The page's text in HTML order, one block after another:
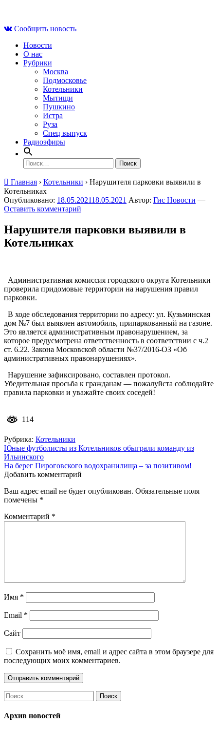
contentСообщить новость
Новости
О нас
Рубрики
Москва
Подмосковье
Котельники
Мытищи
Пушкино
Истра
Руза
Спец выпуск
Радиоэфиры
Найти:
Главная › Котельники › Нарушителя парковки выявили в
Котельниках
Опубликовано: 18.05.202118.05.2021 Автор: Гис Новости —
Оставить комментарий
Нарушителя парковки выявили в
Котельниках
Административная комиссия городского округа Котельники
проверила придомовые территории на нарушения правил
парковки.
В ходе обследования территории по адресу: ул. Кузьминская
дом №7 был выявлен автомобиль, припаркованный на газоне.
Это является административным правонарушением, за
которое предусмотрена ответственность в соответствии с ч.2
ст. 6.22. Закона Московской области №37/2016-ОЗ «Об
административных правонарушениях».
Нарушение зафиксировано, составлен протокол.
Убедительная просьба к гражданам — пожалуйста соблюдайте
правила парковки и уважайте своих соседей!
114
Рубрика: Котельники
Навигация
по
записям
Юные футболисты из Котельников обыграли команду из
Ильинского
На берег Пироговского водохранилища – за позитивом!
Добавить комментарий
Ваш адрес email не будет опубликован. Обязательные поля
помечены *
Комментарий *
Имя *
Email *
Сайт
Сохранить моё имя, email и адрес сайта в этом браузере для
последующих моих комментариев.
Найти:
Архив новостей